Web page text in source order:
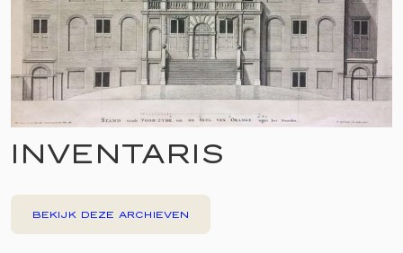
INVENTARIS
BEKIJK DEZE ARCHIEVEN